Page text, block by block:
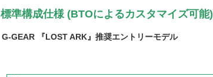
標準構成仕様 (BTOによるカスタマイズ可能)
G-GEAR 『LOST ARK』推奨エントリーモデル